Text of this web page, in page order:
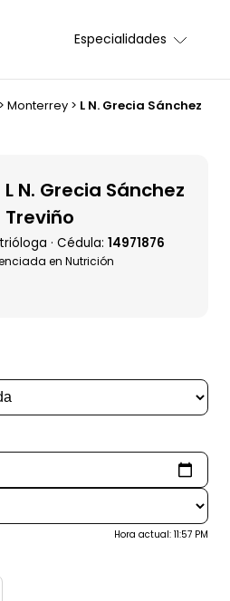
Especialidades
> Monterrey > L N. Grecia Sánchez
L N. Grecia Sánchez
Treviño
· Cédula: 14971876
en Nutrición
Hora actual: 11:57 PM